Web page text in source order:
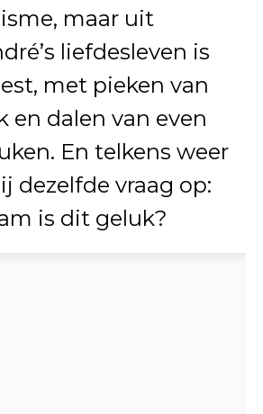
maar uit
liefdesleven is
met pieken van
en dalen van even
En telkens weer
dezelfde vraag op:
is dit geluk?